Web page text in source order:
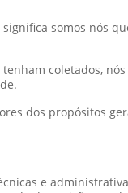
significa somos nós
coletados,
dos propósitos
e